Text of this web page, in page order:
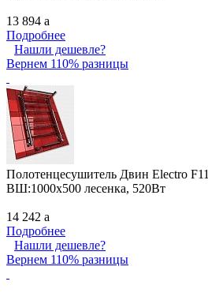
13 894 a
Подробнее
Нашли дешевле?
Вернем 110% разницы
Полотенцесушитель Двин Electro
ВШ:1000х500 лесенка, 520Вт
14 242 a
Подробнее
Нашли дешевле?
Вернем 110% разницы